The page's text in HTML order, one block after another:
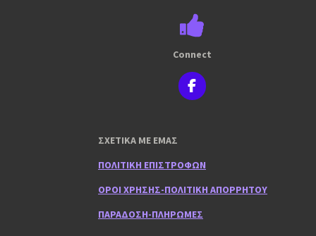
Connect
F
a
o
ΣΧΕΤΙΚΑ ΜΕ ΕΜΑΣ
ΠΟΛΙΤΙΚΗ ΕΠΙΣΤΡΟΦΩΝ
ΟΡΟΙ ΧΡΗΣΗΣ-ΠΟΛΙΤΙΚΗ ΑΠΟΡΡΗΤΟΥ
ΠΑΡΑΔΟΣΗ-ΠΛΗΡΩΜΕΣ